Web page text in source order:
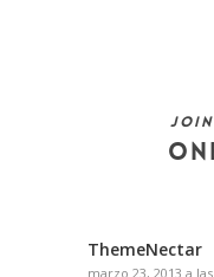
ThemeNectar
marzo 23, 2013 a